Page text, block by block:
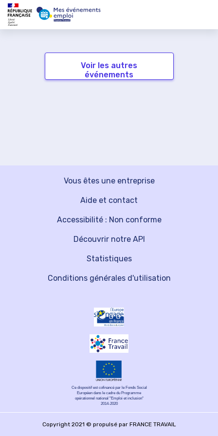
Voir les autres
événements
Vous êtes une entreprise
Découvrir notre API
Aide et contact
Statistiques
Accessibilité : Non conforme
Conditions générales d'utilisation
Ce dispositif est cofinancé par le Fonds Social
Européen dans le cadre du Programme
opérationnel national "Emploi et inclusion"
2014-2020
Copyright 2021 © propulsé par FRANCE TRAVAIL